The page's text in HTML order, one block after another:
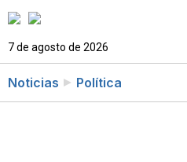
7 de agosto de 2026
Noticias Política